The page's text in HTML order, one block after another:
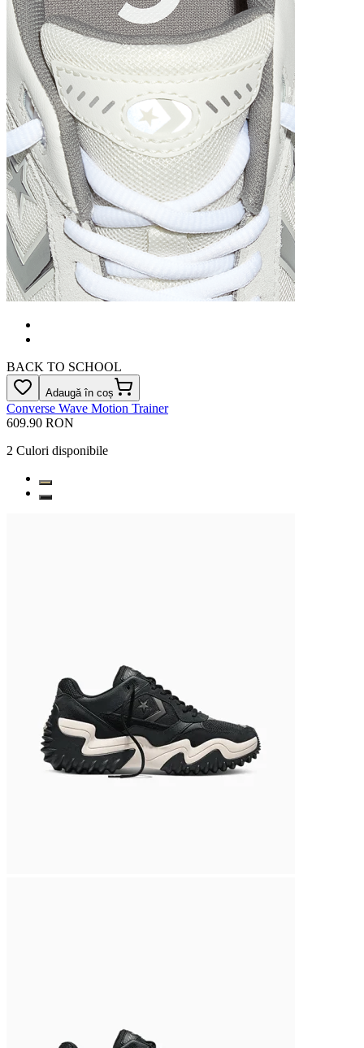
BACK TO SCHOOL
Adaugă în coș
Converse Wave Motion Trainer
609.90 RON
2 Culori disponibile